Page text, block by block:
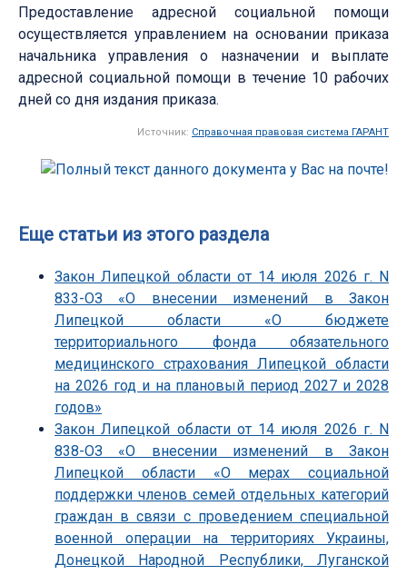
Предоставление адресной социальной помощи
осуществляется управлением на основании приказа
начальника управления о назначении и выплате
адресной социальной помощи в течение 10 рабочих
дней со дня издания приказа.
Источник: Справочная правовая система ГАРАНТ
Еще статьи из этого раздела
Закон Липецкой области от 14 июля 2026 г. N
833-ОЗ «О внесении изменений в Закон
Липецкой области «О бюджете
территориального фонда обязательного
медицинского страхования Липецкой области
на 2026 год и на плановый период 2027 и 2028
годов»
Закон Липецкой области от 14 июля 2026 г. N
838-ОЗ «О внесении изменений в Закон
Липецкой области «О мерах социальной
поддержки членов семей отдельных категорий
граждан в связи с проведением специальной
военной операции на территориях Украины,
Донецкой Народной Республики, Луганской